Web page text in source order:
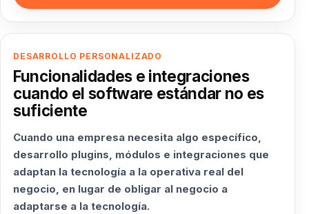
DESARROLLO PERSONALIZADO
Funcionalidades e integraciones
cuando el software estándar no es
suficiente
Cuando una empresa necesita algo específico,
desarrollo plugins, módulos e integraciones que
adaptan la tecnología a la operativa real del
negocio, en lugar de obligar al negocio a
adaptarse a la tecnología.